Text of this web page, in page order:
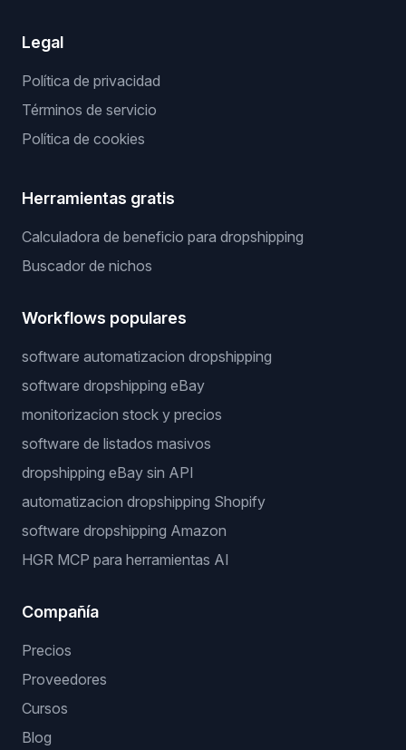
Legal
Política de privacidad
Términos de servicio
Política de cookies
Herramientas gratis
Calculadora de beneficio para dropshipping
Buscador de nichos
Workflows populares
software automatizacion dropshipping
software dropshipping eBay
monitorizacion stock y precios
software de listados masivos
dropshipping eBay sin API
automatizacion dropshipping Shopify
software dropshipping Amazon
HGR MCP para herramientas AI
Compañía
Precios
Proveedores
Cursos
Blog